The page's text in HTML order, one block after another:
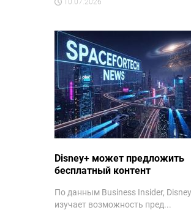
10.07.2026
Disney+ может предложить
бесплатный контент
По данным Business Insider,
изучает возможность пред...